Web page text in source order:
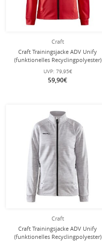
Craft
Craft Trainingsjacke ADV Unify
(funktionelles Recyclingpolyester)
rot Damen
UVP: 79,95€
59,90€
Craft
Craft Trainingsjacke ADV Unify
(funktionelles Recyclingpolyester)